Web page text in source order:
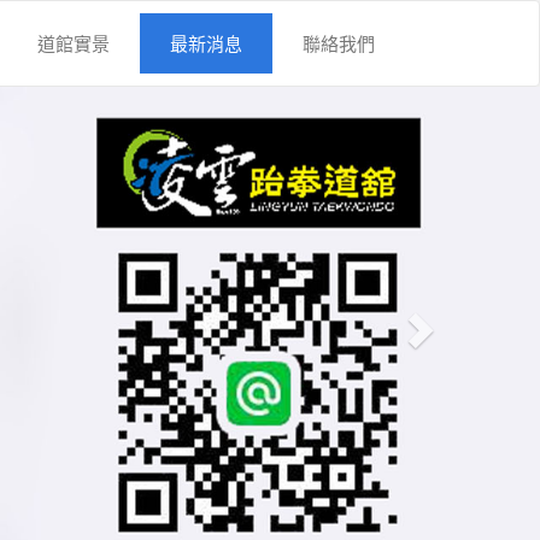
道館實景 最新消息 聯絡我們